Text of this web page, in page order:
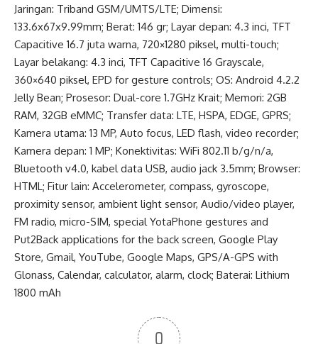
Jaringan: Triband GSM/UMTS/LTE; Dimensi:
133.6x67x9.99mm; Berat: 146 gr; Layar depan: 4.3 inci, TFT
Capacitive 16.7 juta warna, 720×1280 piksel, multi-touch;
Layar belakang: 4.3 inci, TFT Capacitive 16 Grayscale,
360×640 piksel, EPD for gesture controls; OS: Android 4.2.2
Jelly Bean; Prosesor: Dual-core 1.7GHz Krait; Memori: 2GB
RAM, 32GB eMMC; Transfer data: LTE, HSPA, EDGE, GPRS;
Kamera utama: 13 MP, Auto focus, LED flash, video recorder;
Kamera depan: 1 MP; Konektivitas: WiFi 802.11 b/g/n/a,
Bluetooth v4.0, kabel data USB, audio jack 3.5mm; Browser:
HTML; Fitur lain: Accelerometer, compass, gyroscope,
proximity sensor, ambient light sensor, Audio/video player,
FM radio, micro-SIM, special YotaPhone gestures and
Put2Back applications for the back screen, Google Play
Store, Gmail, YouTube, Google Maps, GPS/A-GPS with
Glonass, Calendar, calculator, alarm, clock; Baterai: Lithium
1800 mAh
0